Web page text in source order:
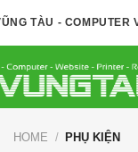
TÀU - COMPUTER
HOME / PHỤ KIỆN